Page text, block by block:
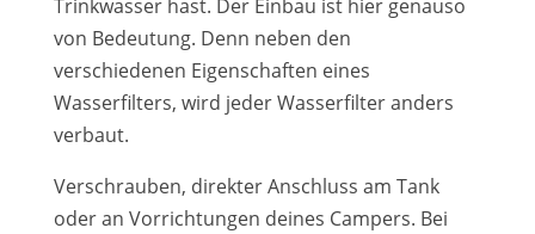
Trinkwasser hast. Der Einbau ist hier genauso
von Bedeutung. Denn neben den
verschiedenen Eigenschaften eines
Wasserfilters, wird jeder Wasserfilter anders
verbaut.
Verschrauben, direkter Anschluss am Tank
oder an Vorrichtungen deines Campers. Bei